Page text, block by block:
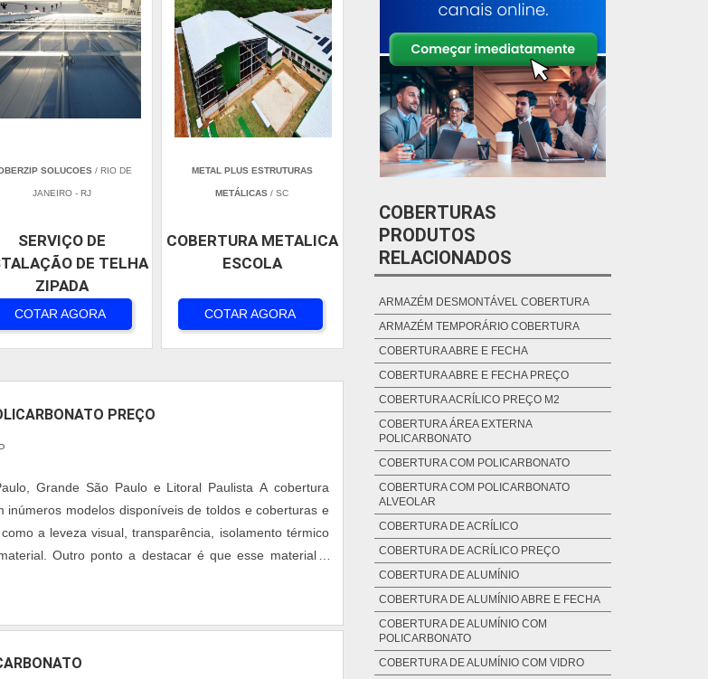
SOLUCOES / RIO DE
JANEIRO - RJ
SERVIÇO DE
DE TELHA
ZIPADA
COTAR AGORA
METAL PLUS ESTRUTURAS
METÁLICAS / SC
COBERTURA METALICA
ESCOLA
COTAR AGORA
PREÇO
Grande São Paulo e Litoral Paulista A cobertura
inúmeros modelos disponíveis de toldos e coberturas e
a leveza visual, transparência, isolamento térmico
Outro ponto a destacar é que esse material é
de policarbonato é possível fazer a reciclagem
COBERTURAS
PRODUTOS
RELACIONADOS
ARMAZÉM DESMONTÁVEL COBERTURA
ARMAZÉM TEMPORÁRIO COBERTURA
COBERTURA ABRE E FECHA
COBERTURA ABRE E FECHA PREÇO
COBERTURA ACRÍLICO PREÇO M2
COBERTURA ÁREA EXTERNA
POLICARBONATO
COBERTURA COM POLICARBONATO
COBERTURA COM POLICARBONATO
ALVEOLAR
COBERTURA DE ACRÍLICO
COBERTURA DE ACRÍLICO PREÇO
COBERTURA DE ALUMÍNIO
COBERTURA DE ALUMÍNIO ABRE E FECHA
COBERTURA DE ALUMÍNIO COM
POLICARBONATO
COBERTURA DE ALUMÍNIO COM VIDRO